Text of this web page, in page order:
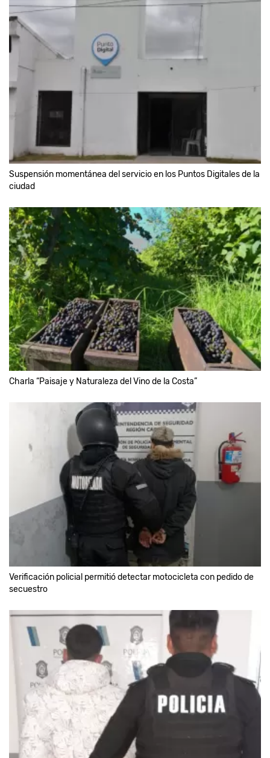
Suspensión momentánea del servicio en los Puntos Digitales de la
ciudad
Charla “Paisaje y Naturaleza del Vino de la Costa”
Verificación policial permitió detectar motocicleta con pedido de
secuestro